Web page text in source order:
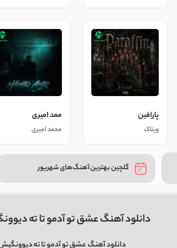
پارافین
ویناک
ممد امیری
محمد امیری
گلچین بهترین آهنگ‌های شهریور
دانلود آهنگ عشق تو آدمو تا ته
دانلود آهنگعشق تو آدمو تا ته